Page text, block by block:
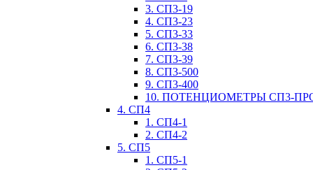
3. СП3-19
4. СП3-23
5. СП3-33
6. СП3-38
7. СП3-39
8. СП3-500
9. СП3-400
10. ПОТЕНЦИОМЕТРЫ СП3-
4. СП4
1. СП4-1
2. СП4-2
5. СП5
1. СП5-1